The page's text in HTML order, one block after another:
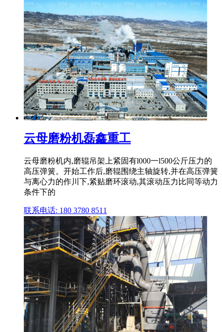
云母磨粉机磊鑫重工
云母磨粉机内,磨辊吊架上紧固有l000一l500公斤压力的
高压弹簧。开始工作后,磨辊围绕主轴旋转,并在高压弹簧
与离心力的作川下,紧贴磨环滚动,其滚动压力比同等动力
条件下的
联系电话: 180 3780 8511